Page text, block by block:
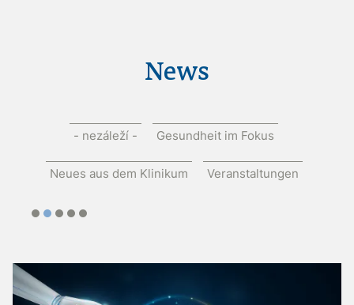
News
- nezáleží - Gesundheit im Fokus
Neues aus dem Klinikum Veranstaltungen